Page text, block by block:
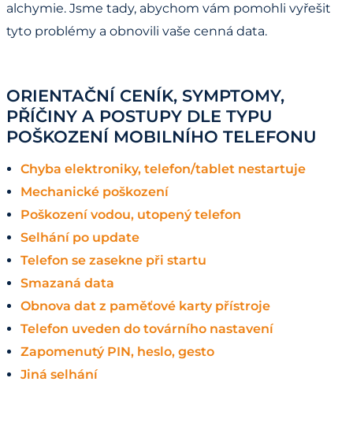
alchymie. Jsme tady, abychom vám pomohli vyřešit
tyto problémy a obnovili vaše cenná data.
ORIENTAČNÍ CENÍK, SYMPTOMY,
PŘÍČINY A POSTUPY DLE TYPU
POŠKOZENÍ MOBILNÍHO TELEFONU
Chyba elektroniky, telefon/tablet nestartuje
Mechanické poškození
Poškození vodou, utopený telefon
Selhání po update
Telefon se zasekne při startu
Smazaná data
Obnova dat z paměťové karty přístroje
Telefon uveden do továrního nastavení
Zapomenutý PIN, heslo, gesto
Jiná selhání